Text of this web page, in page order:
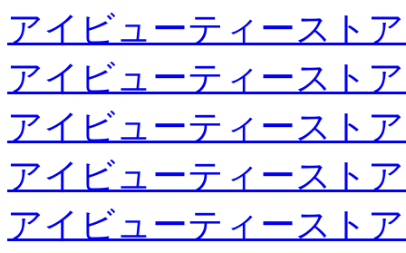
アイビューティースト
アイビューティースト
アイビューティースト
アイビューティースト
アイビューティースト